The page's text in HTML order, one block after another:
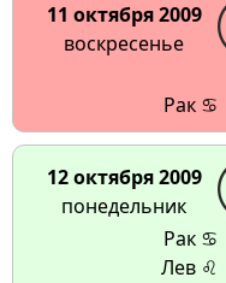
11 октября 2009
воскресенье
Рак ♋
12 октября 2009
понедельник
Рак ♋
Лев ♌